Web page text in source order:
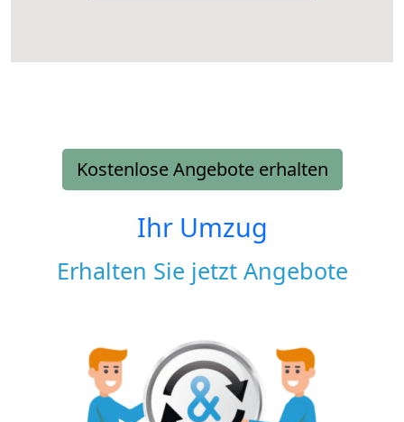
Kostenlose Angebote erhalten
Ihr Umzug
Erhalten Sie jetzt Angebote